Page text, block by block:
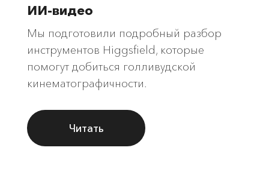
ИИ-видео
Мы подготовили подробный разбор
инструментов Higgsfield, которые
помогут добиться голливудской
кинематографичности.
Читать